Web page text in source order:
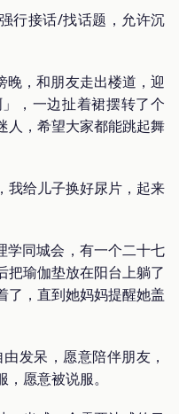
行接话/找话题，允许沉
晚，和朋友走出楼道，迎
，一边扯着裙摆转了个
人，希望大家都能跳起舞
我给儿子换好尿片，起来
学同城会，有一个二十七
把瑜伽垫放在阳台上躺了
了，直到她妈妈提醒她盖
发呆，愿意陪伴朋友，
愿意被说服。